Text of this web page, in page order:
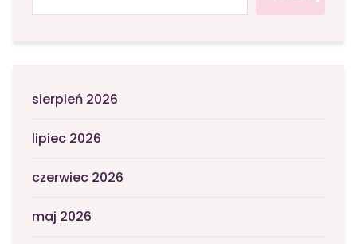
sierpień 2026
lipiec 2026
czerwiec 2026
maj 2026